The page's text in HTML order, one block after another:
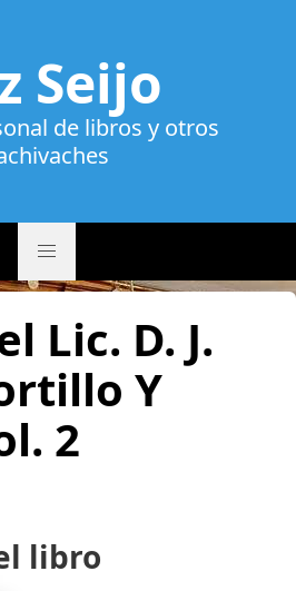
Seijo
de libros y otros
Lic. D. J.
Y
2
libro